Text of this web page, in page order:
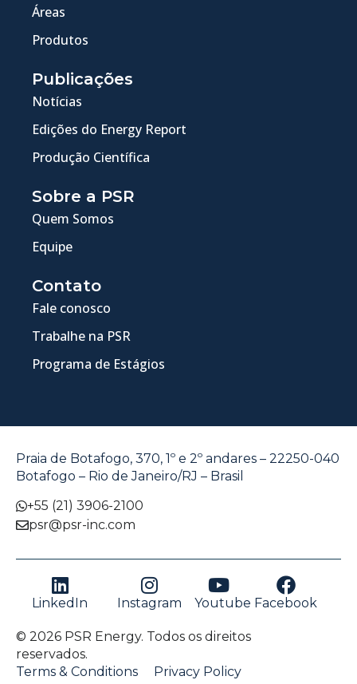
Áreas
Produtos
Publicações
Notícias
Edições do Energy Report
Produção Científica
Sobre a PSR
Quem Somos
Equipe
Contato
Fale conosco
Trabalhe na PSR
Programa de Estágios
Praia de Botafogo, 370, 1º e 2º andares – 22250-040
Botafogo – Rio de Janeiro/RJ – Brasil
+55 (21) 3906-2100
psr@psr-inc.com
LinkedIn Instagram Youtube Facebook
© 2026 PSR Energy. Todos os direitos
reservados.
Terms & Conditions
Privacy Policy